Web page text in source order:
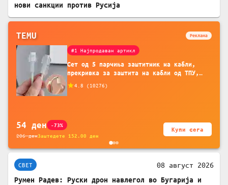
нови санкции против Русија
TEMU Реклама
#1 Најпродаван артикл
Сет од 5 парчиња заштитник на кабли,
прекривка за заштита на кабли од ТПУ,
додатоци за заштита на кабли, без
батерија, за мобилни телефони, комплет
4.8 ( 10276)
54 ден -73%
206денЗаштедете 152.00 ден
Купи сега
СВЕТ 08 август 2026
Румен Радев: Руски дрон навлегол во Бугарија и